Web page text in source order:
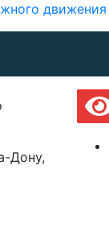
движения
Дону,